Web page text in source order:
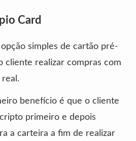
Card
simples de cartão pré-
cliente realizar compras com
benefício é que o cliente
primeiro e depois
a carteira a fim de realizar